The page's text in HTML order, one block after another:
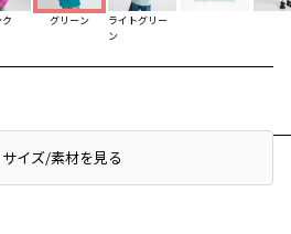
グリーン
ライトグリー
ン
サイズ/素材を見る